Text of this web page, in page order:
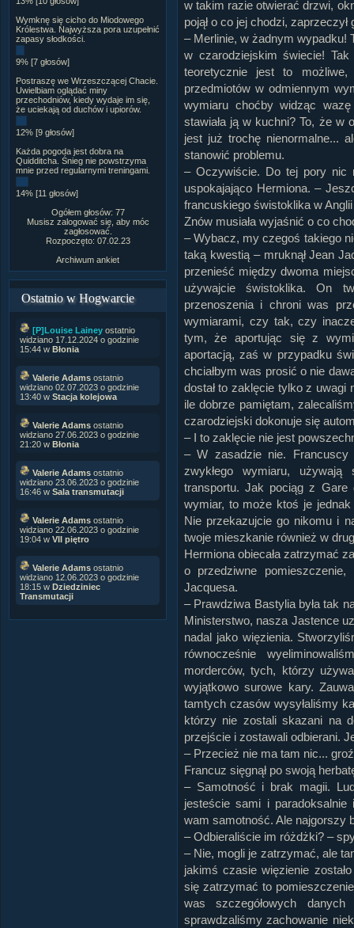
Wymknę się cicho do Miodowego
Królestwa. Najwyższa pora uzupełnić
zapasy słodkości.
9% [7 głosów]
Postraszę we Wrzeszczącej Chacie.
Uwielbiam oglądać miny
przechodniów, kiedy wydaje im się,
że uciekają od duchów i upiorów.
12% [9 głosów]
Każda pogoda jest dobra na
Quidditcha. Śnieg nie powstrzyma
mnie przed regularnymi treningami.
14% [11 głosów]
Ogółem głosów: 77
Musisz zalogować się, aby móc
zagłosować.
Rozpoczęto: 07.02.23
Archiwum ankiet
Ostatnio w Hogwarcie
[P]Louise Lainey ostatnio
widziano 17.12.2024 o godzinie
15:44 w Błonia
Valerie Adams ostatnio
widziano 02.07.2023 o godzinie
13:40 w Stacja kolejowa
Valerie Adams ostatnio
widziano 27.06.2023 o godzinie
21:20 w Błonia
Valerie Adams ostatnio
widziano 23.06.2023 o godzinie
16:46 w Sala transmutacji
Valerie Adams ostatnio
widziano 22.06.2023 o godzinie
19:04 w VII piętro
Valerie Adams ostatnio
widziano 12.06.2023 o godzinie
18:15 w Dziedziniec
Transmutacji
w takim razie otwierać drzwi,
pojął o co jej chodzi, zaprzeczył
– Merlinie, w żadnym wypadku!
w czarodziejskim świecie!
teoretycznie jest to
przedmiotów w odmiennym
wymiaru choćby widząc
stawiała ją w kuchni? To, że w
jest już trochę nienormalne...
stanowić problemu.
– Oczywiście. Do tej pory nic
uspokajająco Hermiona. –
francuskiego świstoklika w
Znów musiała wyjaśnić o co
– Wybacz, my czegoś takiego
taką kwestią – mruknął Jean
przenieść między dwoma
używajcie świstoklika. On
przenoszenia i chroni was
wymiarami, czy tak, czy
tym, że aportując się z
aportacją, zaś w przypadku
chciałbym was prosić o nie
dostał to zaklęcie tylko z uwagi
ile dobrze pamiętam,
czarodziejski dokonuje się
– I to zaklęcie nie jest
– W zasadzie nie.
zwykłego wymiaru,
transportu. Jak pociąg z
wymiar, to może ktoś je jednak
Nie przekazujcie go nikomu i
twoje mieszkanie również w
Hermiona obiecała zatrzymać
o przedziwne
Jacquesa.
– Prawdziwa Bastylia była tak
Ministerstwo, nasza Jastence
nadal jako więzienia.
równocześnie
morderców, tych, którzy
wyjątkowo surowe kary.
tamtych czasów wysyłaliśmy
którzy nie zostali skazani na
przejście i zostawali odbierani.
– Przecież nie ma tam nic...
Francuz sięgnął po swoją
– Samotność i brak magii.
jesteście sami i
wam samotność. Ale najgorszy
– Odbieraliście im różdżki? –
– Nie, mogli je zatrzymać, ale
jakimś czasie więzienie
się zatrzymać to
was szczegółowych
sprawdzaliśmy zachowanie